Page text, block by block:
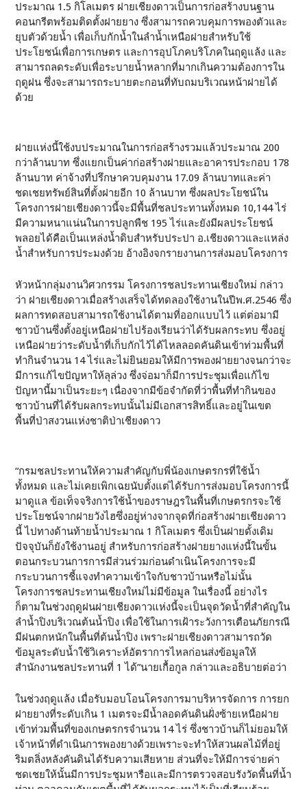
ประมาณ 1.5 กิโลเมตร ฝายเชียงดาวเป็นการก่อสร้างบนฐาน
คอนกรีตพร้อมติดตั้งฝายยาง ซึ่งสามารถควบคุมการพองตัวและ
ยุบตัวด้วยน้ำ เพื่อเก็บกักน้ำในลำน้ำเหนือฝายสำหรับใช้
ประโยชน์เพื่อการเกษตร และการอุปโภคบริโภคในฤดูแล้ง และ
สามารถลดระดับเพื่อระบายน้ำหลากที่มากเกินความต้องการใน
ฤดูฝน ซึ่งจะสามารถระบายตะกอนที่ทับถมบริเวณหน้าฝายได้
ด้วย
ฝายแห่งนี้ใช้งบประมาณในการก่อสร้างรวมแล้วประมาณ 200
กว่าล้านบาท ซึ่งแยกเป็นค่าก่อสร้างฝายและอาคารประกอบ 178
ล้านบาท ค่าจ้างที่ปรึกษาควบคุมงาน 17.09 ล้านบาทและค่า
ชดเชยทรัพย์สินที่ตั้งฝายอีก 10 ล้านบาท ซึ่งผลประโยชน์ใน
โครงการฝายเชียงดาวนี้จะมีพื้นที่ชลประทานทั้งหมด 10,144 ไร่
มีความหนาแน่นในการปลูกพืช 195 ไร่และยังมีผลประโยชน์
พลอยได้คือเป็นแหล่งน้ำดิบสำหรับประปา อ.เชียงดาวและแหล่ง
น้ำสำหรับการประมงด้วย อ้างอิงจกรายงานการส่งมอบโครงการ
หัวหน้ากลุ่มงานวิศวกรรม โครงการชลประทานเชียงใหม่ กล่าว
ว่า ฝายเชียงดาวเมื่อสร้างเสร็จได้ทดลองใช้งานในปีพ.ศ.2546 ซึ่ง
ผลการทดสอบสามารถใช้งานได้ตามที่ออกแบบไว้ แต่ต่อมามี
ชาวบ้านซึ่งตั้งอยู่เหนือฝายไปร้องเรียนว่าได้รับผลกระทบ ซึ่งอยู่
เหนือฝายว่าระดับน้ำที่เก็บกักไว้ได้ไหลลอดคันดินเข้าท่วมพื้นที่
ทำกินจำนวน 14 ไร่และไม่ยินยอมให้มีการพองฝายยางจนกว่าจะ
มีการแก้ไขปัญหาให้ลุล่วง ซึ่งจ่อมาก็มีการประชุมเพื่อแก้ไข
ปัญหานี้มาเป็นระยะๆ เนื่องจากมีข้อจำกัดที่ว่าพื้นที่ทำกินของ
ชาวบ้านที่ได้รับผลกระทบนั้นไม่มีเอกสารสิทธิ์และอยู่ในเขต
พื้นที่ป่าสงวนแห่งชาติป่าเชียงดาว
“กรมชลประทานให้ความสำคัญกับพี่น้องเกษตรกรที่ใช้น้ำ
ทั้งหมด และไม่เคยเพิกเฉยนับตั้งแต่ได้รับการส่งมอบโครงการนี้
มาดูแล ข้อเท็จจริงการใช้น้ำของราษฎรในพื้นที่เกษตรกรจะใช้
ประโยชน์จากฝายวังไฮซึ่งอยู่ห่างจากจุดที่ก่อสร้างฝายเชียงดาว
นี้ ไปทางด้านท้ายน้ำประมาณ 1 กิโลเมตร ซึ่งเป็นฝายดั้งเดิม
ปัจจุบันก็ยังใช้งานอยู่ สำหรับการก่อสร้างฝายยางแห่งนี้ในขั้น
ตอนกระบวนการการมีส่วนร่วมก่อนดำเนินโครงการจะมี
กระบวนการชี้แจงทำความเข้าใจกับชาวบ้านหรือไม่นั้น
โครงการชลประทานเชียงใหม่ไม่มีข้อมูล ในเรื่องนี้ อย่างไร
ก็ตามในช่วงฤดูฝนฝายเชียงดาวแห่งนี้จะเป็นจุดวัดน้ำที่สำคัญใน
ลำน้ำปิงบริเวณต้นน้ำปิง เพื่อใช้ในการเฝ้าระวังการเตือนภัยกรณี
มีฝนตกหนักในพื้นที่ต้นน้ำปิง เพราะฝายเชียงดาวสามารถวัด
ข้อมูลระดับน้ำใช้วิเคราะห์อัตราการไหลก่อนส่งข้อมูลให้
สำนักงานชลประทานที่ 1 ได้”นายเกื้อกูล กล่าวและอธิบายต่อว่า
ในช่วงฤดูแล้ง เมื่อรับมอบโอนโครงการมาบริหารจัดการ การยก
ฝายยางที่ระดับเกิน 1 เมตรจะมีน้ำลอดคันดินฝั่งซ้ายเหนือฝาย
เข้าท่วมพื้นที่ของเกษตรกรจำนวน 14 ไร่ ซึ่งชาวบ้านก็ไม่ยอมให้
เจ้าหน้าที่ดำเนินการพองยางด้วยเพราะจะทำให้สวนผลไม้ที่อยู่
ริมตลิ่งหลังคันดินได้รับความเสียหาย ส่วนที่จะให้มีการจ่ายค่า
ชดเชยให้นั้นมีการประชุมหารือและมีการตรวจสอบรังวัดพื้นที่น้ำ